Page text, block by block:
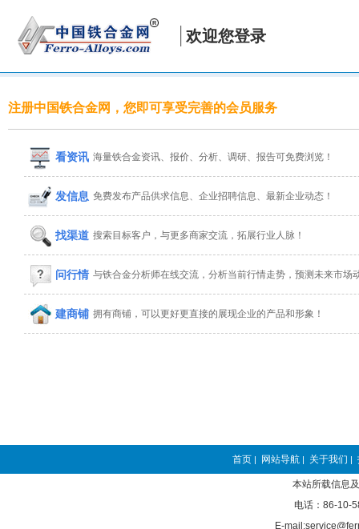
欢迎您登录
注册中国铁合金网，您即可享受完善的会员服务
看资讯 海量铁合金资讯、报价、分析、调研、报告可免费浏览！
发信息 免费发布产品供求信息、企业招聘信息、最新企业动态！
找渠道 搜索目标客户，与更多商家交流，拓展行业人脉！
问行情 与铁合金分析师在线交流，分析当前行情走势，预测未来市场
建商铺 拥有商铺，可以更好更直接的展现企业的产品和形象！
首页 | 网站导航 | 关于我们 |
本站所载信息
电话：86-10-
E-